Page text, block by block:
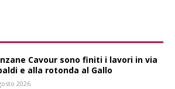
Cavour sono finiti i lavori in via
e alla rotonda al Gallo
2026